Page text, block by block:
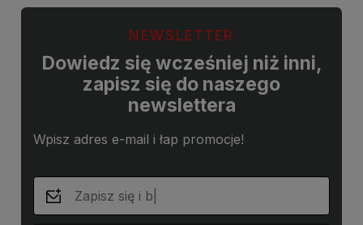
NEWSLETTER
Dowiedz się wcześniej niż inni,
zapisz się do naszego
newslettera
Wpisz adres e-mail i łap promocje!